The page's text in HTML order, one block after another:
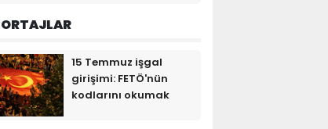
15 Temmuz işgal
girişimi: FETÖ'nün
kodlarını okumak